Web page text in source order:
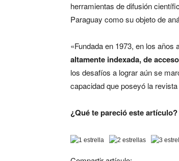
herramientas de difusión
Paraguay como su objeto de
«Fundada en 1973, en los
altamente indexada, de
los desafíos a lograr aún se
capacidad que poseyó la
¿Qué te pareció este artículo?